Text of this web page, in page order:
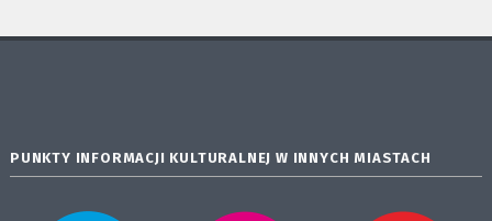
PUNKTY INFORMACJI KULTURALNEJ W INNYCH MIASTACH